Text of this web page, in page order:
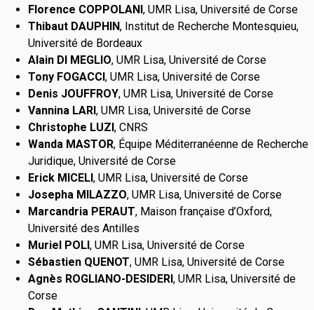
Florence COPPOLANI, UMR Lisa, Université de Corse
Thibaut DAUPHIN, Institut de Recherche Montesquieu,
Université de Bordeaux
Alain DI MEGLIO, UMR Lisa, Université de Corse
Tony FOGACCI, UMR Lisa, Université de Corse
Denis JOUFFROY, UMR Lisa, Université de Corse
Vannina LARI, UMR Lisa, Université de Corse
Christophe LUZI, CNRS
Wanda MASTOR, Équipe Méditerranéenne de Recherche
Juridique, Université de Corse
Erick MICELI, UMR Lisa, Université de Corse
Josepha MILAZZO, UMR Lisa, Université de Corse
Marcandria PERAUT, Maison française d’Oxford,
Université des Antilles
Muriel POLI, UMR Lisa, Université de Corse
Sébastien QUENOT, UMR Lisa, Université de Corse
Agnès ROGLIANO-DESIDERI, UMR Lisa, Université de
Corse